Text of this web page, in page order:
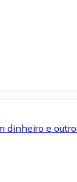
dinheiro e